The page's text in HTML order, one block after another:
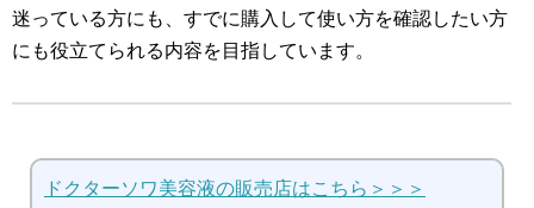
迷っている方にも、すでに購入して使い方を確認したい方
にも役立てられる内容を目指しています。
ドクターソワ美容液の販売店はこちら＞＞＞